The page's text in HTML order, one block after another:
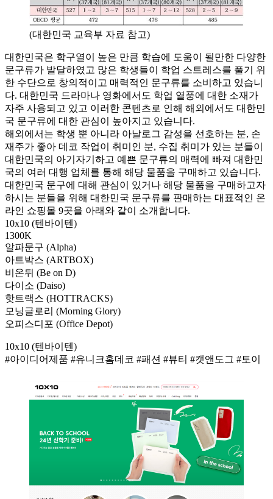
(대한민국 교육부 자료 참고)
대한민국은 학구열이 높은 만큼 학습에 도움이 될만한 다양한
문구류가 발달하였고 많은 학생들이 학업 스트레스를 풀기 위
한 수단으로 창의적이고 매력적인 문구류를 소비하고 있습니
다. 대한민국 드라마나 영화에서도 학업 열풍에 대한 소재가
자주 사용되고 있고 이러한 콘텐츠로 인해 해외에서도 대한민
국 문구류에 대한 관심이 높아지고 있습니다.
해외에서는 학생 뿐 아니라 아날로그 감성을 선호하는 분, 손
재주가 좋아 데코 작업이 취미인 분, 수집 취미가 있는 분들이
대한민국의 아기자기하고 예쁜 문구류의 매력에 빠져 대한민
국의 여러 대행 업체를 통해 해당 물품을 구매하고 있습니다.
대한민국 문구에 대해 관심이 있거나 해당 물품을 구매하고자
하시는 분들을 위해 대한민국 문구류를 판매하는 대표적인 온
라인 쇼핑몰 9곳을 아래와 같이 소개합니다.
10x10 (텐바이텐)
1300K
알파문구 (Alpha)
아트박스 (ARTBOX)
비온뒤 (Be on D)
다이소 (Daiso)
핫트랙스 (HOTTRACKS)
모닝글로리 (Morning Glory)
오피스디포 (Office Depot)
10x10 (텐바이텐)
#아이디어제품 #유니크홈데코 #패션 #뷰티 #캣앤도그 #토이